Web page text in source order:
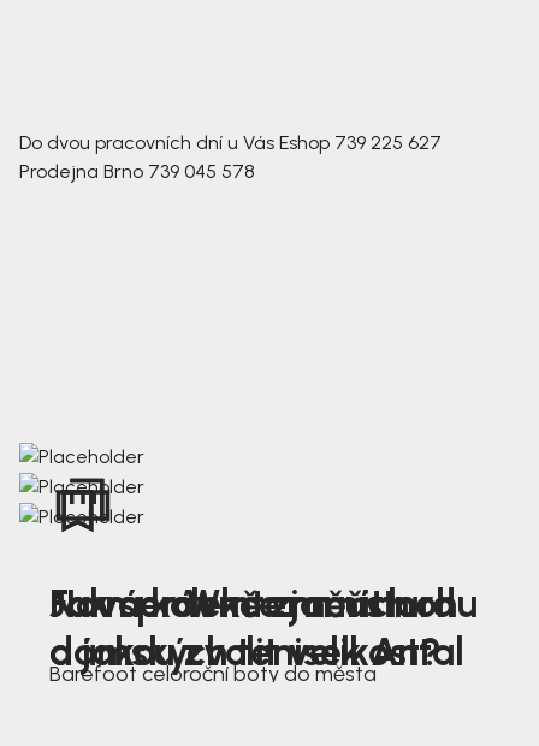
Do dvou pracovních dní u Vás Eshop 739 225 627
Prodejna Brno 739 045 578
Nová kolekce jarních
dámských tenisek Antal
Jak správně změřit nohu
a jakou zvolit velikost?
Farmer Winter mustard
Barefoot celoroční boty do města